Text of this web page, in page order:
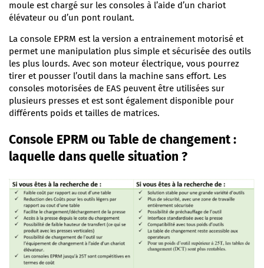
moule est chargé sur les consoles à l’aide d’un chariot
élévateur ou d’un pont roulant.
La console EPRM est la version a entrainement motorisé et
permet une manipulation plus simple et sécurisée des outils
les plus lourds. Avec son moteur électrique, vous pourrez
tirer et pousser l’outil dans la machine sans effort. Les
consoles motorisées de EAS peuvent être utilisées sur
plusieurs presses et est sont également disponible pour
différents poids et tailles de matrices.
Console EPRM ou Table de changement :
laquelle dans quelle situation ?